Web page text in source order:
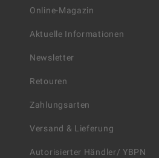
Online-Magazin
Aktuelle Informationen
Newsletter
Retouren
Zahlungsarten
Versand & Lieferung
Autorisierter Händler/ YBPN